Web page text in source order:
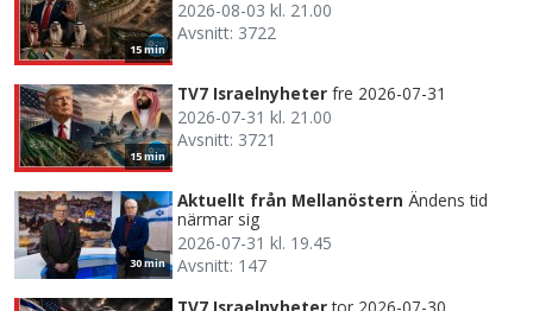
15 min
2026-08-03 kl. 21.00
Avsnitt: 3722
15 min
TV7 Israelnyheter fre 2026-07-31
2026-07-31 kl. 21.00
Avsnitt: 3721
30 min
Aktuellt från Mellanöstern Ändens tid
närmar sig
2026-07-31 kl. 19.45
Avsnitt: 147